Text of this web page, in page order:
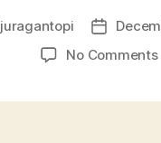
juragantopi
Post
No Comments